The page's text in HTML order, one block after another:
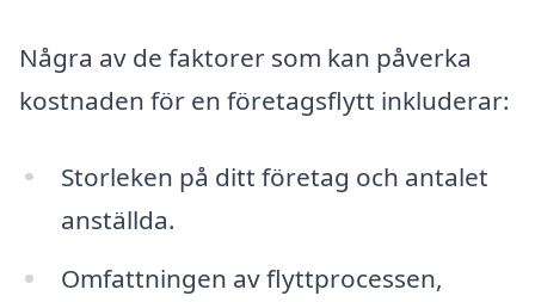
Några av de faktorer som kan påverka
kostnaden för en företagsflytt inkluderar:
Storleken på ditt företag och antalet
anställda.
Omfattningen av flyttprocessen,